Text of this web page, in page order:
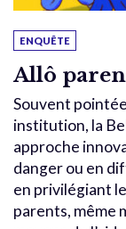
ENQUÊTE
Allô
Souvent
institution, la
approche
danger ou en
en privilégiant
parents, même